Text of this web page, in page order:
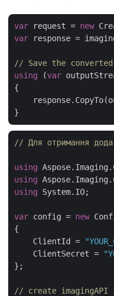
var request = new
var response =
// Save the
using (var
{
// Для отримання
using
using
using System.IO;
var config = new
{
    ClientId =
    ClientSecret =
};
// create imagingAPI